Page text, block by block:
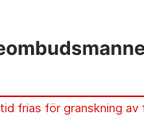
frias för granskning